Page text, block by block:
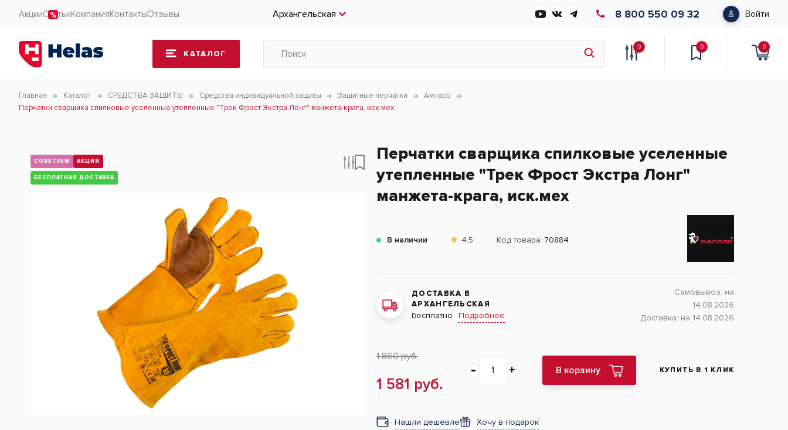
АкцииСтатьиКомпанияКонтактыОтзывы Архангельская 8 800 550 09 32 Войти
КАТАЛОГ
0 0 0
Главная Каталог СРЕДСТВА ЗАЩИТЫ Средства индивидуальной защиты Защитные перчатки
Ампаро
Перчатки сварщика спилковые уселенные утепленные "Трек Фрост Экстра Лонг" манжета-крага, иск.мех
СОВЕТУЕМ АКЦИЯ
БЕСПЛАТНАЯ ДОСТАВКА
Перчатки сварщика спилковые уселенные
утепленные "Трек Фрост Экстра Лонг"
манжета-крага, иск.мех
В наличии 4.5 Код товара 70884
ДОСТАВКА В
АРХАНГЕЛЬСКАЯ
Бесплатно Подробнее
Самовывоз: на
14.08.2026
Доставка: на 14.08.2026
1 581 руб.
1 860 руб.
В корзину
КУПИТЬ В 1 КЛИК
Нашли дешевле Хочу в подарок